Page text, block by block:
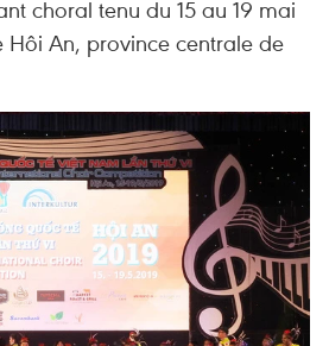
choral tenu du 15 au 19 mai
Hôi An, province centrale de